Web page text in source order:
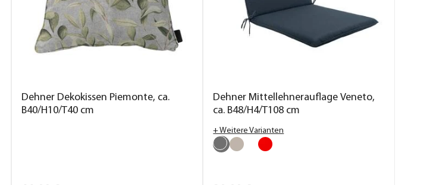
Dehner Dekokissen Piemonte, ca.
B40/H10/T40 cm
Dehner Mittellehnerauflage Veneto,
ca. B48/H4/T108 cm
+ Weitere Varianten